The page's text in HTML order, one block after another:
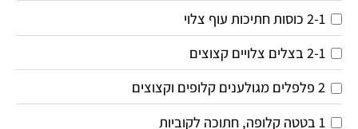
2-1 כוסות חתיכות עוף צלוי
2-1 בצלים צלויים קצוצים
2 פלפלים מגולענים קלופים וקצוצים
1 בטטה קלופה, חתוכה לקוביות